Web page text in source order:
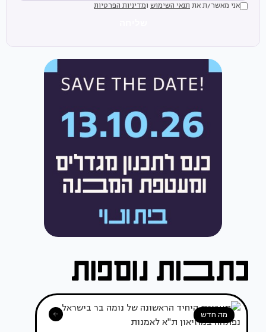
אני מאשר/ת את תנאי השימוש ומדיניות הפרטיות
מה חדש